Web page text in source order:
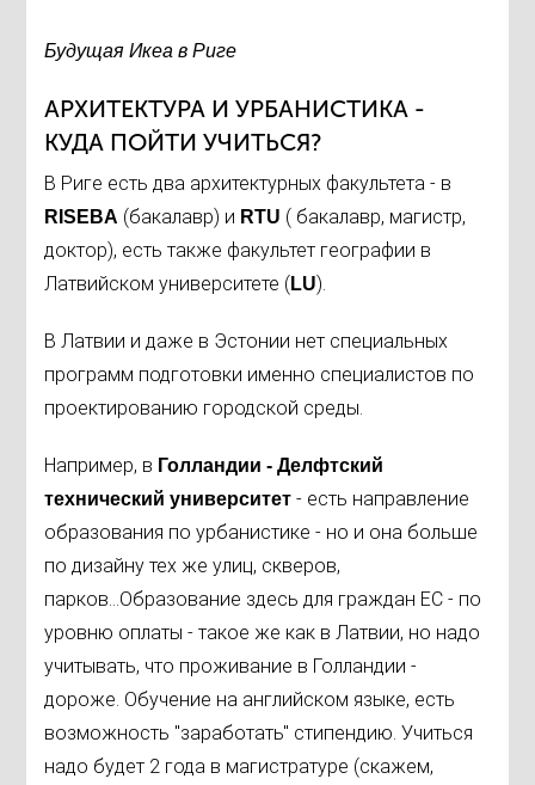
Будущая Икеа в Риге
АРХИТЕКТУРА И УРБАНИСТИКА -
КУДА ПОЙТИ УЧИТЬСЯ?
В Риге есть два архитектурных факультета - в
RISEBA (бакалавр) и RTU ( бакалавр, магистр,
доктор), есть также факультет географии в
Латвийском университете (LU).
В Латвии и даже в Эстонии нет специальных
программ подготовки именно специалистов по
проектированию городской среды.
Например, в Голландии - Делфтский
технический университет - есть направление
образования по урбанистике - но и она больше
по дизайну тех же улиц, скверов,
парков...Образование здесь для граждан ЕС - по
уровню оплаты - такое же как в Латвии, но надо
учитывать, что проживание в Голландии -
дороже. Обучение на английском языке, есть
возможность "заработать" стипендию. Учиться
надо будет 2 года в магистратуре (скажем,